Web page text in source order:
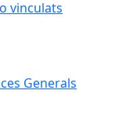
vinculats
Generals